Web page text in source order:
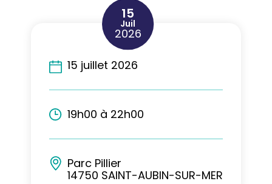
15
Juil
2026
15 juillet 2026
19h00 à 22h00
Parc Pillier
14750 SAINT-AUBIN-SUR-MER